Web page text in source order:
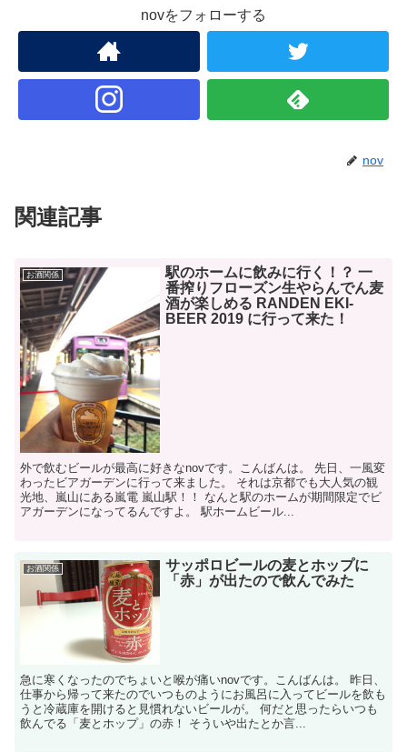
novをフォローする
nov
関連記事
お酒関係
駅のホームに飲みに行く！？ 一
番搾りフローズン生やらんでん麦
酒が楽しめる RANDEN EKI-
BEER 2019 に行って来た！
外で飲むビールが最高に好きなnovです。こんばんは。 先日、一風変
わったビアガーデンに行って来ました。 それは京都でも大人気の観
光地、嵐山にある嵐電 嵐山駅！！ なんと駅のホームが期間限定でビ
アガーデンになってるんですよ。 駅ホームビール...
お酒関係
サッポロビールの麦とホップに
「赤」が出たので飲んでみた
急に寒くなったのでちょいと喉が痛いnovです。こんばんは。 昨日、
仕事から帰って来たのでいつものようにお風呂に入ってビールを飲も
うと冷蔵庫を開けると見慣れないビールが。 何だと思ったらいつも
飲んでる「麦とホップ」の赤！ そういや出たとか言...